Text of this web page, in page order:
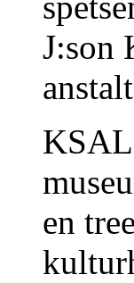
J:son
en